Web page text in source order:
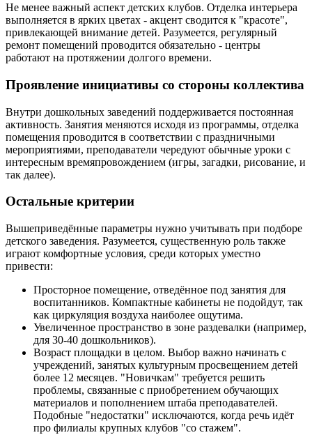
Не менее важный аспект детских клубов. Отделка интерьера
выполняется в ярких цветах - акцент сводится к "красоте",
привлекающей внимание детей. Разумеется, регулярный
ремонт помещений проводится обязательно - центры
работают на протяжении долгого времени.
Проявление инициативы со стороны коллектива
Внутри дошкольных заведений поддерживается постоянная
активность. Занятия меняются исходя из программы, отделка
помещения проводится в соответствии с праздничными
мероприятиями, преподаватели чередуют обычные уроки с
интересным времяпровождением (игры, загадки, рисование, и
так далее).
Остальные критерии
Вышеприведённые параметры нужно учитывать при подборе
детского заведения. Разумеется, существенную роль также
играют комфортные условия, среди которых уместно
привести:
Просторное помещение, отведённое под занятия для
воспитанников. Компактные кабинеты не подойдут, так
как циркуляция воздуха наиболее ощутима.
Увеличенное пространство в зоне раздевалки (например,
для 30-40 дошкольников).
Возраст площадки в целом. Выбор важно начинать с
учреждений, занятых культурным просвещением детей
более 12 месяцев. "Новичкам" требуется решить
проблемы, связанные с приобретением обучающих
материалов и пополнением штаба преподавателей.
Подобные "недостатки" исключаются, когда речь идёт
про филиалы крупных клубов "со стажем".